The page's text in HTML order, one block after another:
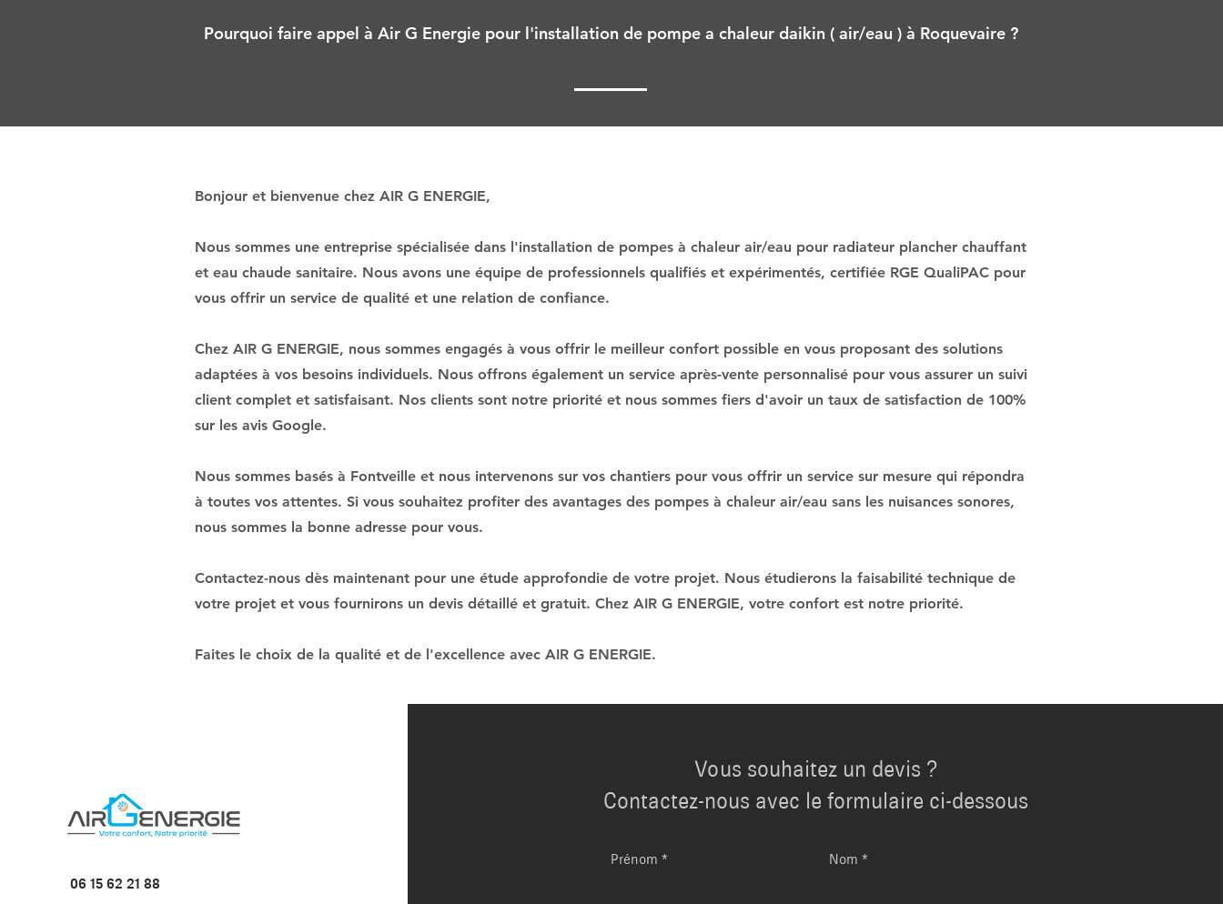
Pourquoi faire appel à Air G Energie pour l'installation de pompe a chaleur daikin ( air/eau ) à Roquevaire ?
Bonjour et bienvenue chez AIR G ENERGIE,
Nous sommes une entreprise spécialisée dans l'installation de pompes à chaleur air/eau pour radiateur plancher chauffant
et eau chaude sanitaire. Nous avons une équipe de professionnels qualifiés et expérimentés, certifiée RGE QualiPAC pour
vous offrir un service de qualité et une relation de confiance.
Chez AIR G ENERGIE, nous sommes engagés à vous offrir le meilleur confort possible en vous proposant des solutions
adaptées à vos besoins individuels. Nous offrons également un service après-vente personnalisé pour vous assurer un suivi
client complet et satisfaisant. Nos clients sont notre priorité et nous sommes fiers d'avoir un taux de satisfaction de 100%
sur les avis Google.
Nous sommes basés à Fontveille et nous intervenons sur vos chantiers pour vous offrir un service sur mesure qui répondra
à toutes vos attentes. Si vous souhaitez profiter des avantages des pompes à chaleur air/eau sans les nuisances sonores,
nous sommes la bonne adresse pour vous.
Contactez-nous dès maintenant pour une étude approfondie de votre projet. Nous étudierons la faisabilité technique de
votre projet et vous fournirons un devis détaillé et gratuit. Chez AIR G ENERGIE, votre confort est notre priorité.
Faites le choix de la qualité et de l'excellence avec AIR G ENERGIE.
06 15 62 21 88
Vous souhaitez un devis ?
Contactez-nous avec le formulaire ci-dessous
Prénom Nom